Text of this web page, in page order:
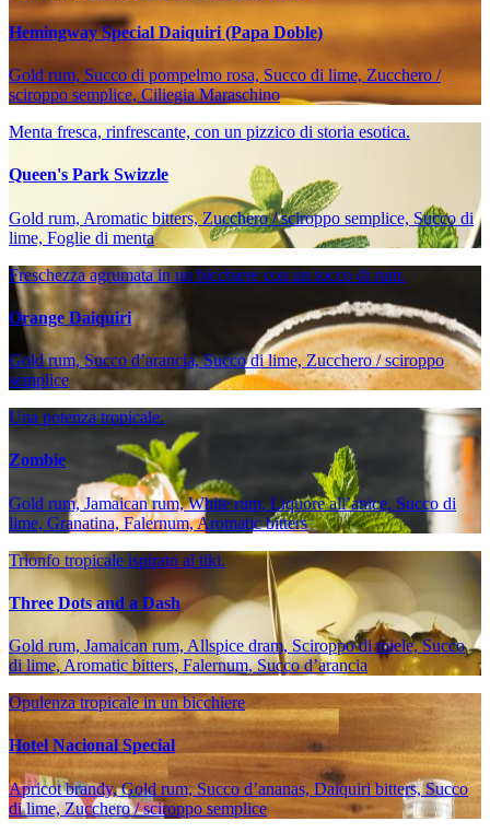
Hemingway Special Daiquiri (Papa Doble)
Gold rum, Succo di pompelmo rosa, Succo di lime, Zucchero /
sciroppo semplice, Ciliegia Maraschino
Menta fresca, rinfrescante, con un pizzico di storia esotica.
Queen's Park Swizzle
Gold rum, Aromatic bitters, Zucchero / sciroppo semplice, Succo di
lime, Foglie di menta
Freschezza agrumata in un bicchiere con un tocco di rum.
Orange Daiquiri
Gold rum, Succo d’arancia, Succo di lime, Zucchero / sciroppo
semplice
Una potenza tropicale.
Zombie
Gold rum, Jamaican rum, White rum, Liquore all’anice, Succo di
lime, Granatina, Falernum, Aromatic bitters
Trionfo tropicale ispirato al tiki.
Three Dots and a Dash
Gold rum, Jamaican rum, Allspice dram, Sciroppo di miele, Succo
di lime, Aromatic bitters, Falernum, Succo d’arancia
Opulenza tropicale in un bicchiere
Hotel Nacional Special
Apricot brandy, Gold rum, Succo d’ananas, Daiquiri bitters, Succo
di lime, Zucchero / sciroppo semplice